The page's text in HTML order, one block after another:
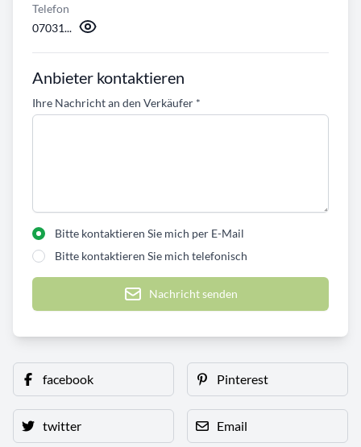
Telefon
07031...
Anbieter kontaktieren
Ihre Nachricht an den Verkäufer *
Bitte kontaktieren Sie mich per E-Mail
Bitte kontaktieren Sie mich telefonisch
Nachricht senden
facebook Pinterest
twitter Email